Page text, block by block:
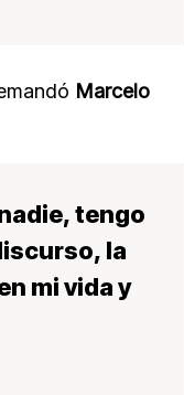
Marcelo
tengo
, la
mi vida y